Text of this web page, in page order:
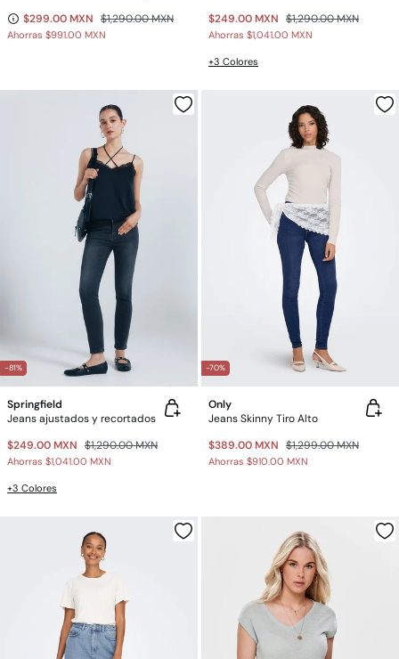
$299.00 MXN $1,290.00 MXN
Ahorras $991.00 MXN
$249.00 MXN $1,290.00 MXN
Ahorras $1,041.00 MXN
+3 Colores
-81%
Springfield
Jeans ajustados y recortados
$249.00 MXN $1,290.00 MXN
Ahorras $1,041.00 MXN
+3 Colores
-70%
Only
Jeans Skinny Tiro Alto
$389.00 MXN $1,299.00 MXN
Ahorras $910.00 MXN